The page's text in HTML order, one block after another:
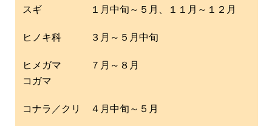
スギ １月中旬～５月、１１月～１２月
ヒノキ科 ３月～５月中旬
ヒメガマ ７月～８月
コガマ
コナラ／クリ ４月中旬～５月